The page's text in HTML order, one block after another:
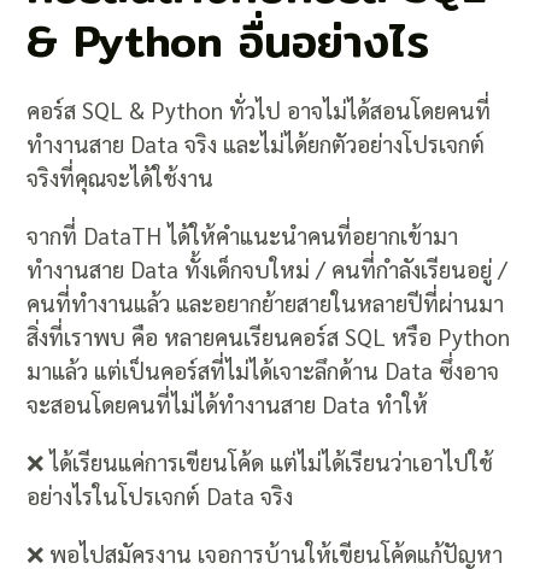
& Python อื่นอย่างไร
คอร์ส SQL & Python ทั่วไป อาจไม่ได้สอนโดยคนที่
ทำงานสาย Data จริง และไม่ได้ยกตัวอย่างโปรเจกต์
จริงที่คุณจะได้ใช้งาน
จากที่ DataTH ได้ให้คำแนะนำคนที่อยากเข้ามา
ทำงานสาย Data ทั้งเด็กจบใหม่ / คนที่กำลังเรียนอยู่ /
คนที่ทำงานแล้ว และอยากย้ายสายในหลายปีที่ผ่านมา
สิ่งที่เราพบ คือ หลายคนเรียนคอร์ส SQL หรือ Python
มาแล้ว แต่เป็นคอร์สที่ไม่ได้เจาะลึกด้าน Data ซึ่งอาจ
จะสอนโดยคนที่ไม่ได้ทำงานสาย Data ทำให้
❌ ได้เรียนแค่การเขียนโค้ด แต่ไม่ได้เรียนว่าเอาไปใช้
อย่างไรในโปรเจกต์ Data จริง
❌ พอไปสมัครงาน เจอการบ้านให้เขียนโค้ดแก้ปัญหา